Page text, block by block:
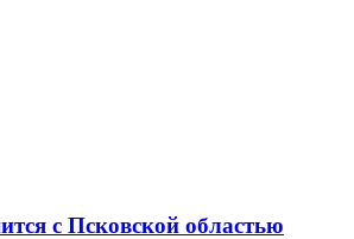
с Псковской областью